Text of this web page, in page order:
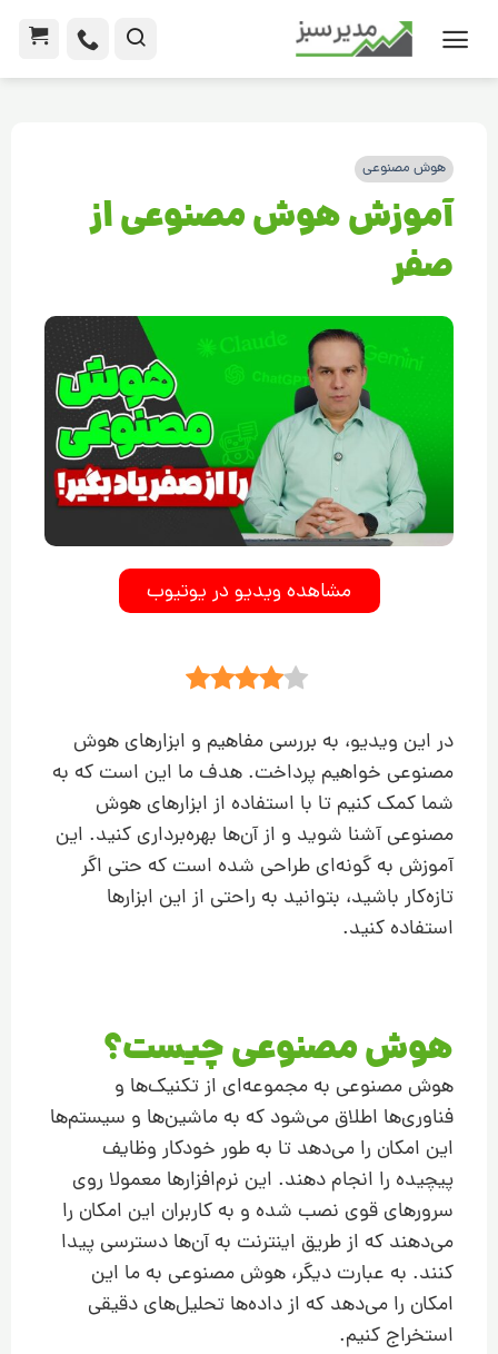
هوش مصنوعی
آموزش هوش مصنوعی از
صفر
مشاهده ویدیو در یوتیوب
در این ویدیو، به بررسی مفاهیم و ابزارهای هوش
مصنوعی خواهیم پرداخت. هدف ما این است که به
شما کمک کنیم تا با استفاده از ابزارهای هوش
مصنوعی آشنا شوید و از آن‌ها بهره‌برداری کنید. این
آموزش به گونه‌ای طراحی شده است که حتی اگر
تازه‌کار باشید، بتوانید به راحتی از این ابزارها
استفاده کنید.
هوش مصنوعی چیست؟
هوش مصنوعی به مجموعه‌ای از تکنیک‌ها و
فناوری‌ها اطلاق می‌شود که به ماشین‌ها و سیستم‌ها
این امکان را می‌دهد تا به طور خودکار وظایف
پیچیده را انجام دهند. این نرم‌افزارها معمولا روی
سرورهای قوی نصب شده و به کاربران این امکان را
می‌دهند که از طریق اینترنت به آن‌ها دسترسی پیدا
کنند. به عبارت دیگر، هوش مصنوعی به ما این
امکان را می‌دهد که از داده‌ها تحلیل‌های دقیقی
استخراج کنیم.